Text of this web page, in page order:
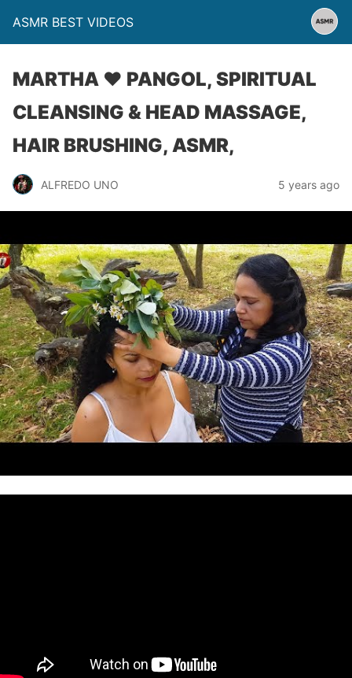
ASMR BEST VIDEOS
MARTHA ♥ PANGOL, SPIRITUAL
CLEANSING & HEAD MASSAGE,
HAIR BRUSHING, ASMR,
ALFREDO UNO 5 years ago